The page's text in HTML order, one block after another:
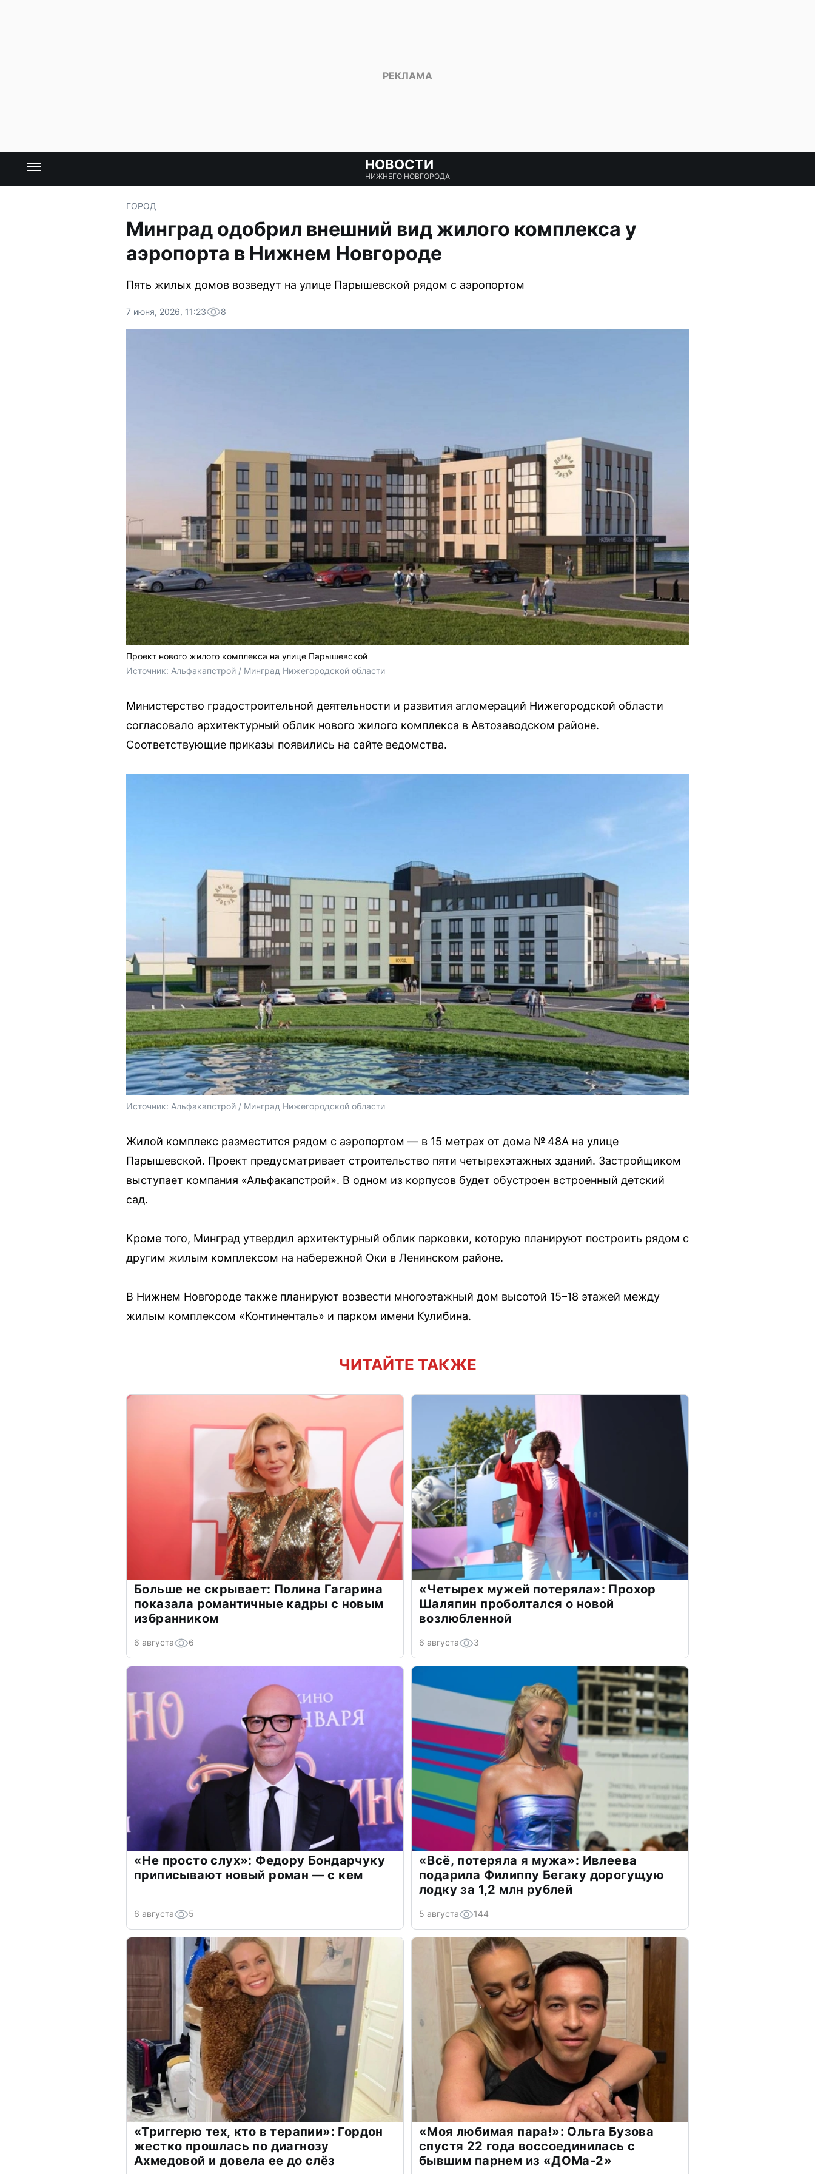
НОВОСТИ
НИЖНЕГО НОВГОРОДА
ГОРОД
Минград одобрил внешний вид жилого комплекса у
аэропорта в Нижнем Новгороде
Пять жилых домов возведут на улице Парышевской рядом с аэропортом
7 июня, 2026, 11:23 8
Проект нового жилого комплекса на улице Парышевской
Источник: Альфакапстрой / Минград Нижегородской области
Министерство градостроительной деятельности и развития агломераций Нижегородской области
согласовало архитектурный облик нового жилого комплекса в Автозаводском районе.
Соответствующие приказы появились на сайте ведомства.
Источник: Альфакапстрой / Минград Нижегородской области
Жилой комплекс разместится рядом с аэропортом — в 15 метрах от дома № 48А на улице
Парышевской. Проект предусматривает строительство пяти четырехэтажных зданий. Застройщиком
выступает компания «Альфакапстрой». В одном из корпусов будет обустроен встроенный детский
сад.
Кроме того, Минград утвердил архитектурный облик парковки, которую планируют построить рядом с
другим жилым комплексом на набережной Оки в Ленинском районе.
В Нижнем Новгороде также планируют возвести многоэтажный дом высотой 15–18 этажей между
жилым комплексом «Континенталь» и парком имени Кулибина.
ЧИТАЙТЕ ТАКЖЕ
Больше не скрывает: Полина Гагарина
показала романтичные кадры с новым
избранником
6 августа 6
«Четырех мужей потеряла»: Прохор
Шаляпин проболтался о новой
возлюбленной
6 августа 3
«Не просто слух»: Федору Бондарчуку
приписывают новый роман — с кем
6 августа 5
«Всё, потеряла я мужа»: Ивлеева
подарила Филиппу Бегаку дорогущую
лодку за 1,2 млн рублей
5 августа 144
«Триггерю тех, кто в терапии»: Гордон
жестко прошлась по диагнозу
Ахмедовой и довела ее до слёз
«Моя любимая пара!»: Ольга Бузова
спустя 22 года воссоединилась с
бывшим парнем из «ДОМа-2»